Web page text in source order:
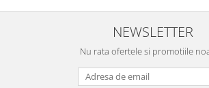
NEWSLETTER
Nu rata ofertele si promotiile